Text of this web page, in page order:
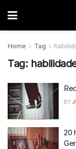
Home Tag
Tag:
BY
20